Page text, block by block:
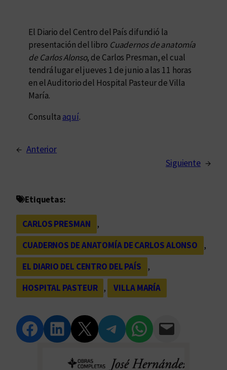
El Diario del Centro del País difundió la
presentación del libro Cuadernos de anatomía
de Carlos Alonso, de Carlos Presman, el cual
tendrá lugar el jueves 1 de junio a las 11 horas
en el Auditorio del Hospital Pasteur de Villa
María.
Consulta aquí.
← Anterior
Siguiente →
Etiquetas:
CARLOS PRESMAN
,
CUADERNOS DE ANATOMÍA DE CARLOS ALONSO
,
EL DIARIO DEL CENTRO DEL PAÍS
,
HOSPITAL PASTEUR
, VILLA MARÍA
Compartir en Facebook Compartir en LinkedIn Compartir en Twitter Compartir en Telegram Compartir en WhatsApp Compartir vía Email